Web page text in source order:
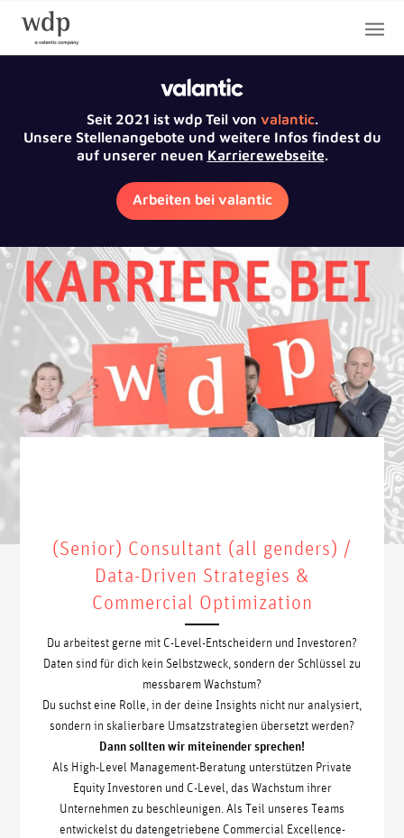
Seit 2021 ist wdp Teil von valantic.
Unsere Stellenangebote und weitere Infos findest du
auf unserer neuen Karrierewebseite.
Arbeiten bei valantic
(Senior) Consultant (all genders) /
Data-Driven Strategies &
Commercial Optimization
Du arbeitest gerne mit C-Level-Entscheidern und Investoren?
Daten sind für dich kein Selbstzweck, sondern der Schlüssel zu
messbarem Wachstum?
Du suchst eine Rolle, in der deine Insights nicht nur analysiert,
sondern in skalierbare Umsatzstrategien übersetzt werden?
Dann sollten wir miteinender sprechen!
Als High-Level Management-Beratung unterstützen Private
Equity Investoren und C-Level, das Wachstum ihrer
Unternehmen zu beschleunigen. Als Teil unseres Teams
entwickelst du datengetriebene Commercial Excellence-